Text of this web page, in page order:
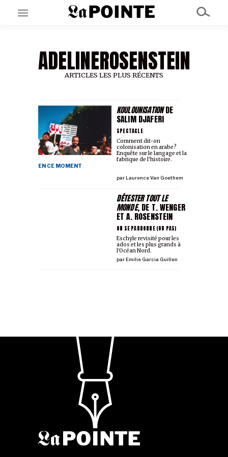
EN CE MOMENT
GRAND ANGLE
AU LARGE
À PROPOS
NOS PARTENAIRES
ADELINEROSENSTEIN
ARTICLES LES PLUS RÉCENTS
KOULOUNISATIONDE
SALIM DJAFERI
SPECTACLE
EN CE MOMENT
parLaurence Van Goethem
Comment dit-on
colonisation en arabe?
Enquête sur le langage et la
fabrique de l'histoire.
DÉTESTER TOUT LE
MONDE, DE T. WENGER
ET A. ROSENSTEIN
ON SE PARDONNE (OU PAS)
parEmilie Garcia Guillen
Eschyle revisité pour les
ados et les plus grands à
l'Océan Nord.